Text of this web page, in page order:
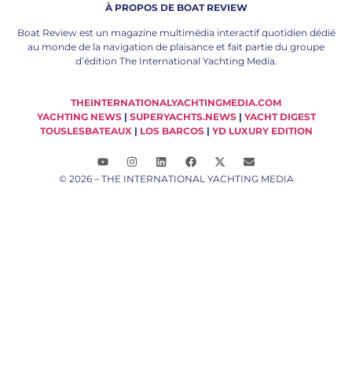
À PROPOS DE BOAT REVIEW
Boat Review est un magazine multimédia interactif quotidien dédié
au monde de la navigation de plaisance et fait partie du groupe
d’édition The International Yachting Media.
THEINTERNATIONALYACHTINGMEDIA.COM
YACHTING NEWS| SUPERYACHTS.NEWS| YACHT DIGEST
TOUSLESBATEAUX | LOS BARCOS| YD LUXURY EDITION
© 2026 – THE INTERNATIONAL YACHTING MEDIA